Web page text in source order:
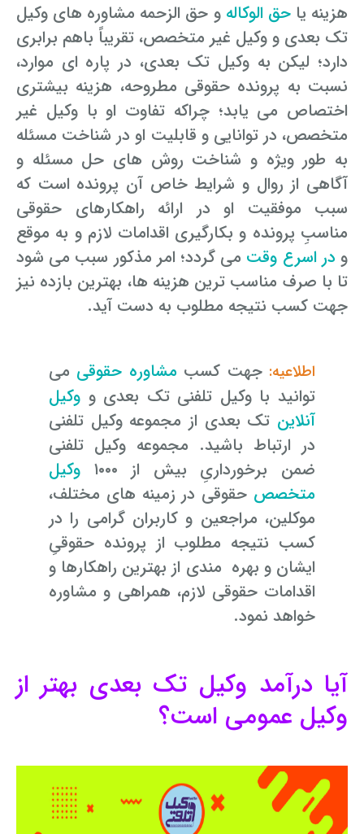
هزینه یاحق ­الوکاله و حق­ الزحمه مشاوره ­های وکیل
تک بعدی و وکیل غیر متخصص، تقریباً باهم برابری
دارد؛ لیکن به وکیل تک بعدی، در پاره ­ای موارد،
نسبت به پرونده حقوقی مطروحه، هزینه بیشتری
اختصاص می ­یابد؛ چراکه تفاوت او با وکیل غیر
متخصص، در توانایی و قابلیت او در شناخت مسئله
به طور ویژه و شناخت روش­ های حل مسئله و
آگاهی از روال و شرایط خاص آن پرونده است که
سبب موفقیت او در ارائه راهکارهای حقوقی
مناسبِ پرونده و بکارگیری اقدامات لازم و به موقع
و در اسرع وقت می­ گردد؛ امر مذکور سبب می­ شود
تا با صرف مناسب ­ترین هزینه­ ها، بهترین بازده نیز
جهت کسب نتیجه مطلوب به دست آید.
اطلاعیه: جهت کسب مشاوره حقوقی می
­توانید با وکیل تلفنی تک بعدی و وکیل
آنلاین تک بعدی از مجموعه وکیل تلفنی
در ارتباط باشید. مجموعه وکیل تلفنی
ضمن برخورداریِ بیش از ۱۰۰۰
وکیل
متخصص حقوقی در زمینه­ های مختلف،
موکلین، مراجعین و کاربران گرامی را در
کسب نتیجه مطلوب از پرونده حقوقیِ
ایشان و بهره­ مندی از بهترین راهکارها و
اقدامات حقوقی لازم، همراهی و مشاوره
خواهد نمود.
آیا درآمد وکیل تک بعدی بهتر از
وکیل عمومی است؟